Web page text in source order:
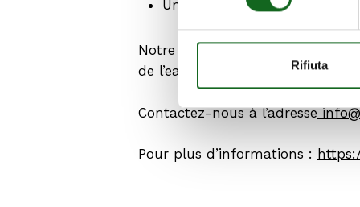
Rifiuta
Une sélection de nos
Notre stand mettra en valeur
de l’eau. Un moment
Contactez-nous à l’adresse
Pour plus d’informations :